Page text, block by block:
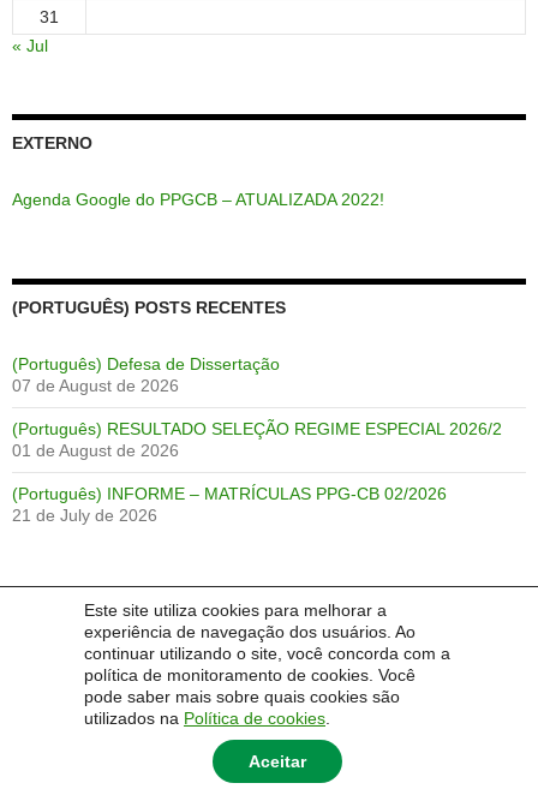
Este site utiliza cookies para melhorar a
experiência de navegação dos usuários. Ao
continuar utilizando o site, você concorda com a
política de monitoramento de cookies. Você
pode saber mais sobre quais cookies são
utilizados na Política de cookies
Aceitar
31
« Jul
EXTERNO
Agenda Google do PPGCB – ATUALIZADA 2022!
(PORTUGUÊS) POSTS RECENTES
(Português) Defesa de Dissertação
07 de August de 2026
(Português) RESULTADO SELEÇÃO REGIME ESPECIAL 2026/2
01 de August de 2026
(Português) INFORME – MATRÍCULAS PPG-CB 02/2026
21 de July de 2026
Português English Español